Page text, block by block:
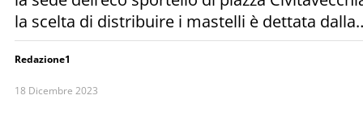
la scelta di distribuire i mastelli è dettata
Redazione1
18 Dicembre 2023